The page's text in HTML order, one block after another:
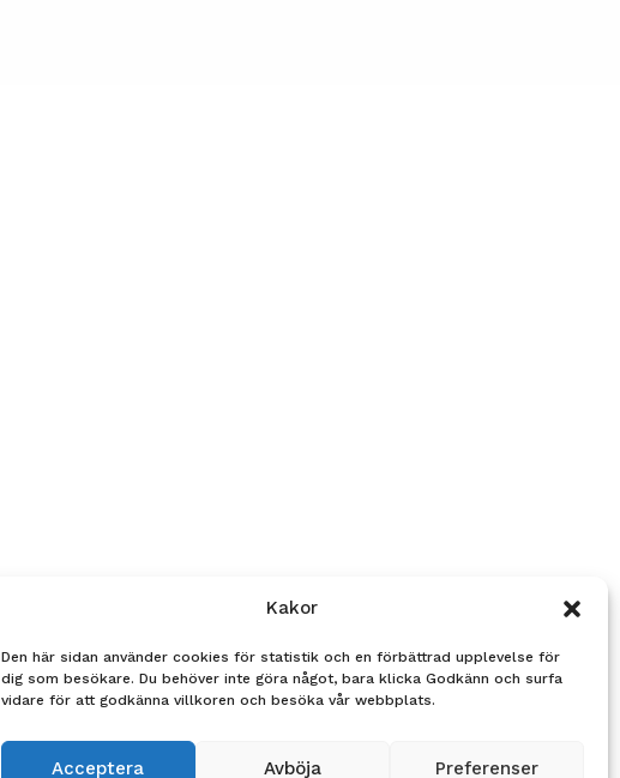
Kakor
Den här sidan använder cookies för statistik och en förbättrad upplevelse för
dig som besökare. Du behöver inte göra något, bara klicka Godkänn och surfa
vidare för att godkänna villkoren och besöka vår webbplats.
Acceptera Avböja Preferenser